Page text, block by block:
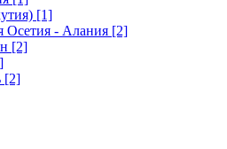
[1]
Осетия - Алания [2]
[2]
[2]